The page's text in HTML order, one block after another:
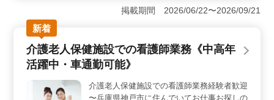
豊かな生活を提供する特養施設での看護師業務です。週
休2日制や車通勤可能など、働きやすい環境が整っていま
す。経験豊富な方を歓迎し、安定した職場環境が魅力で
す。 ＜業務内容＞ バイタルチェックや医療処置、
配薬準備、介護職員への医療指導、食事や排泄の補助な
ど、高齢者の日常生活をサポートする業務が中心です。
提供します。 ＜希望条件＞ 経験豊富な方を歓迎す
掲載期間 2026/06/22〜2026/09/21
新着
介護老人保健施設での看護師業務《中高年
活躍中・車通勤可能》
介護老人保健施設での看護師業務経験者歓迎
〜兵庫県神戸市に住んでいてお仕事お探しの